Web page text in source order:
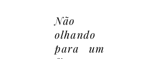
Não
olhando
para um